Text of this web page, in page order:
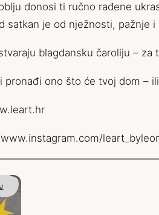
donosi ti ručno rađene
satkan je od nježnosti,
blagdansku čaroliju –
pronađi ono što će tvoj dom –